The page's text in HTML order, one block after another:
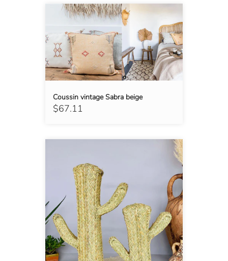
$67.11
Coussin vintage Sabra beige